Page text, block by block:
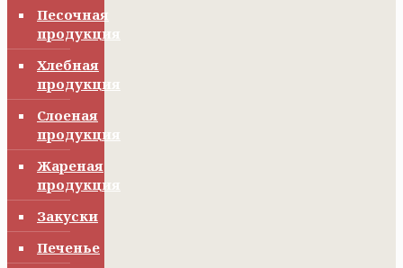
Песочная
продукция
Хлебная
продукция
Слоеная
продукция
Жареная
продукция
Закуски
Печенье